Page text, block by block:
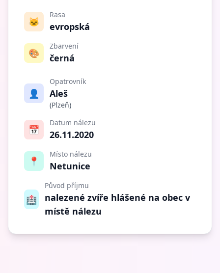
🐱
Rasa
evropská
🎨
Zbarvení
černá
👤
Opatrovník
Aleš
(Plzeň)
📅
Datum nálezu
26.11.2020
📍
Místo nálezu
Netunice
🏥
Původ příjmu
nalezené zvíře hlášené na obec v
místě nálezu